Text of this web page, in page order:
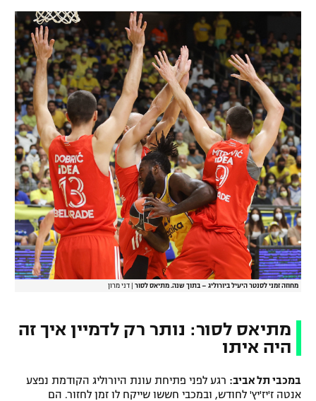
מחוזה זמני לסנטר היעיל ביורוליג – בתוך שנה. מתיאס לסור דני מרון
מתיאס לסור: נותר רק לדמיין איך זה
היה איתו
במכבי תל אביב: רגע לפני פתיחת עונת היורוליג הקודמת נפצע
אנטה ז'יז'יץ' לחודש, ובמכבי חששו שייקח לו זמן לחזור. הם